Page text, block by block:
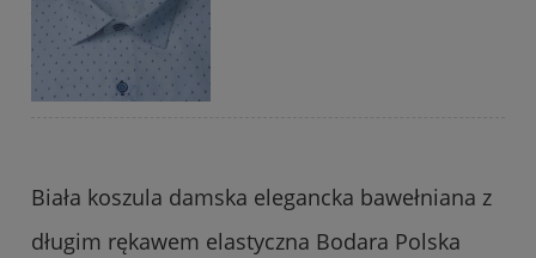
Biała koszula damska elegancka bawełniana z
długim rękawem elastyczna Bodara Polska